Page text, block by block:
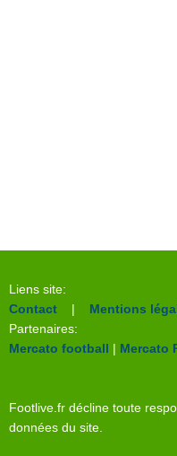
Liens site:
Contact | Mentions
Partenaires:
Mercato football | Mercato
Footlive.fr décline toute
données du site.